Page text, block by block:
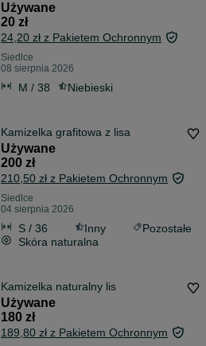
Używane
20 zł
24,20 zł z Pakietem Ochronnym
Siedlce
08 sierpnia 2026
M / 38 Niebieski
Kamizelka grafitowa z lisa
Używane
200 zł
210,50 zł z Pakietem Ochronnym
Siedlce
04 sierpnia 2026
S / 36 Inny
Pozostałe
Skóra naturalna
Kamizelka naturalny lis
Używane
180 zł
189,80 zł z Pakietem Ochronnym